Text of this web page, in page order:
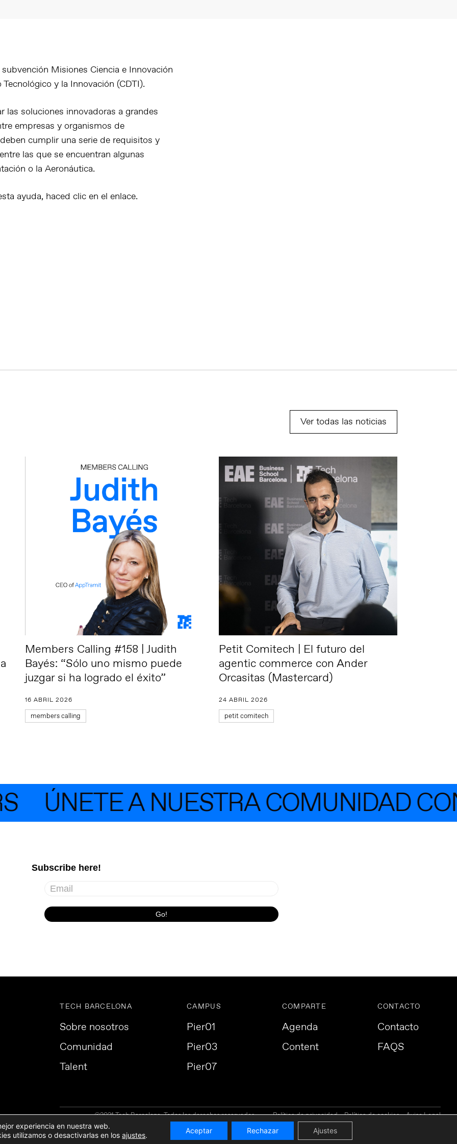
Misiones Ciencia e Innovación
y la Innovación (CDTI).
las soluciones innovadoras a grandes
empresas y organismos de
cumplir una serie de requisitos y
las que se encuentran algunas
o la Aeronáutica.
ayuda, haced clic en el enlace.
Ver todas las noticias
Members Calling #158 | Judith
Bayés: “Sólo uno mismo puede
juzgar si ha logrado el éxito”
16 ABRIL 2026
members calling
Petit Comitech | El futuro del
agentic commerce con Ander
Orcasitas (Mastercard)
24 ABRIL 2026
petit comitech
ÚNETE A NUESTRA COMUNIDAD
TECH BARCELONA
Sobre nosotros
Comunidad
Talent
CAMPUS
Pier01
Pier03
Pier07
COMPARTE
Agenda
Content
CONTACTO
Contacto
FAQS
©2021 Tech Barcelona. Todos los derechos reservados. Política de privacidad Política de cookies
Aviso Legal
experiencia en nuestra web.
utilizamos o desactivarlas en losajustes.
Aceptar Rechazar Ajustes